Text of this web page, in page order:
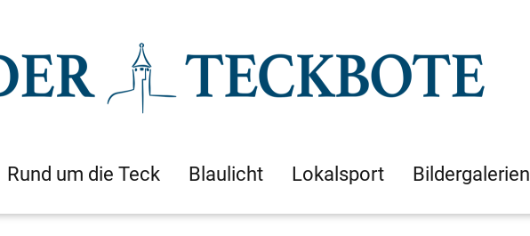
Rund um die Teck Blaulicht Lokalsport Bildergalerien